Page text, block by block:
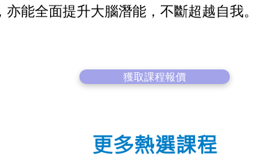
能全面提升大腦潛能，不斷超越自我
獲取課程報價
更多熱選課程